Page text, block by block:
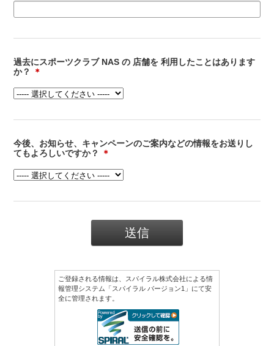
過去にスポーツクラブ NAS の 店舗を 利用したことはあります
か？
＊
今後、お知らせ、キャンペーンのご案内などの情報をお送りし
てもよろしいですか？
＊
ご登録される情報は、 スパイラル株式会社による情
報管理システム「スパイラル バージョン1」にて安
全に管理されます。